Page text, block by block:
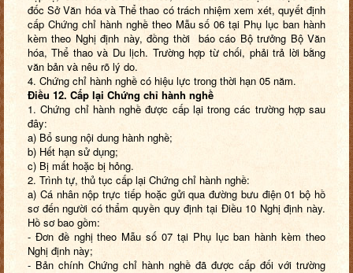
đốc Sở Văn hóa và Thể thao có trách nhiệm xem xét, quyết định
cấp Chứng chỉ hành nghề theo Mẫu số 06 tại Phụ lục ban hành
kèm theo Nghị định này, đồng thời báo cáo Bộ trưởng Bộ Văn
hóa, Thể thao và Du lịch. Trường hợp từ chối, phải trả lời bằng
văn bản và nêu rõ lý do.
4. Chứng chỉ hành nghề có hiệu lực trong thời hạn 05 năm.
Điều 12. Cấp lại Chứng chỉ hành nghề
1. Chứng chỉ hành nghề được cấp lại trong các trường hợp sau
đây:
a) Bổ sung nội dung hành nghề;
b) Hết hạn sử dụng;
c) Bị mất hoặc bị hỏng.
2. Trình tự, thủ tục cấp lại Chứng chỉ hành nghề:
a) Cá nhân nộp trực tiếp hoặc gửi qua đường bưu điện 01 bộ hồ
sơ đến người có thẩm quyền quy định tại Điều 10 Nghị định này.
Hồ sơ bao gồm:
- Đơn đề nghị theo Mẫu số 07 tại Phụ lục ban hành kèm theo
Nghị định này;
- Bản chính Chứng chỉ hành nghề đã được cấp đối với trường